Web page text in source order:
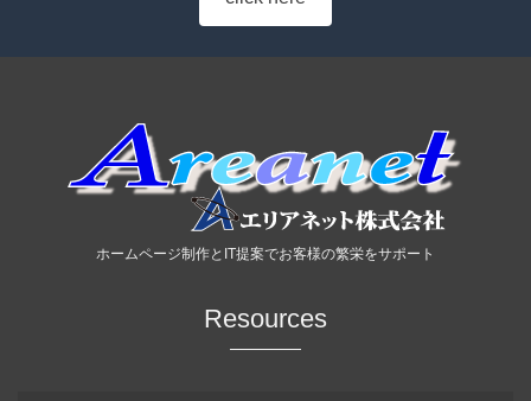
ホームページ制作とIT提案でお客様の繁栄をサポート
Resources